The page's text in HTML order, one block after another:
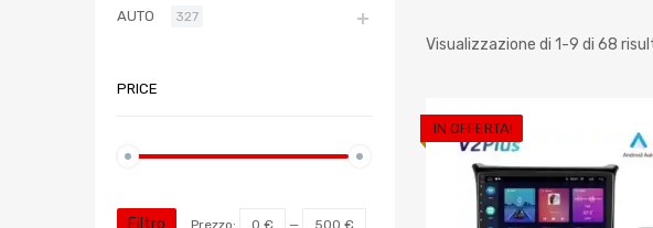
Visualizzazione di 1-9 di 68
IN OFFERTA!
AUTO 327
PRICE
Filtro Prezzo: 0 € — 500 €